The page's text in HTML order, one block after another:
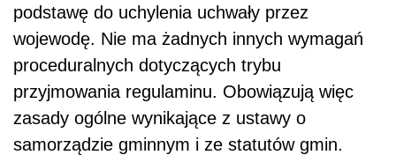
podstawę do uchylenia uchwały przez
wojewodę. Nie ma żadnych innych wymagań
proceduralnych dotyczących trybu
przyjmowania regulaminu. Obowiązują więc
zasady ogólne wynikające z ustawy o
samorządzie gminnym i ze statutów gmin.